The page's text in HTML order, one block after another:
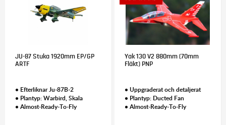
JU-87 Stuka 1920mm EP/GP
ARTF
• Efterliknar Ju-87B-2
• Plantyp: Warbird, Skala
• Almost-Ready-To-Fly
Yak 130 V2 880mm (70mm
Fläkt) PNP
• Uppgraderat och detaljerat
• Plantyp: Ducted Fan
• Almost-Ready-To-Fly